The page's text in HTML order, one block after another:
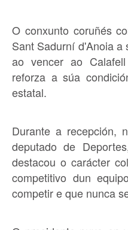
O conxunto coruñés
Sant Sadurní d'Anoia a
ao vencer ao
reforza a súa
estatal.
Durante a recepción,
deputado de
destacou o carácter
competitivo dun
competir e que nunca